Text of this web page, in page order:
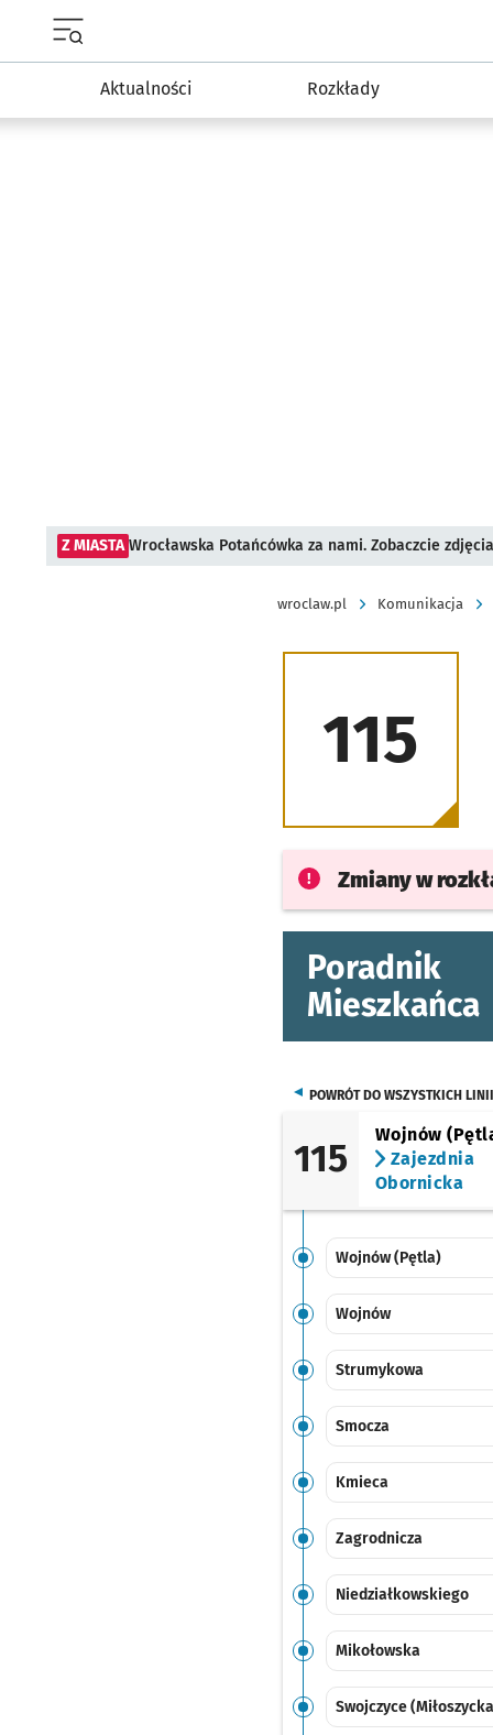
Aktualności Rozkłady
Z MIASTA Wrocławska Potańcówka za nami. Zobaczcie zdjęcia
wroclaw.pl Komunikacja
115
Zmiany w
Poradnik
Mieszkańca
POWRÓT DO WSZYSTKICH LINII
115
Wojnów
Zajezdnia
Obornicka
Wojnów (Pętla)
Wojnów
Strumykowa
Smocza
Kmieca
Zagrodnicza
Niedziałkowskiego
Mikołowska
Swojczyce